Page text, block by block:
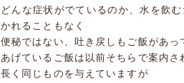
どんな症状がでているのか、水を飲
かれることもなく
便秘ではない、吐き戻しもご飯があっ
あげているご飯は以前そちらで案内さ
長く同じものを与えていますが